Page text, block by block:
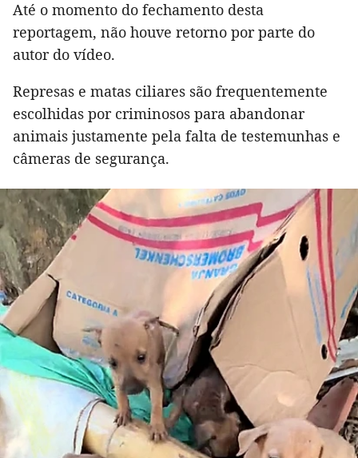
Até o momento do fechamento desta
reportagem, não houve retorno por parte do
autor do vídeo.
Represas e matas ciliares são frequentemente
escolhidas por criminosos para abandonar
animais justamente pela falta de testemunhas e
câmeras de segurança.